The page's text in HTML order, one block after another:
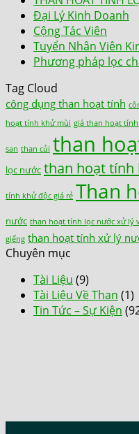
Đại Lý Kinh Doanh
Cộng Tác Viên
Tuyển Nhân Viên
Phương pháp lọc
Tag Cloud
công dụng than hoạt tính
hoạt tính khử mùi giá than hoạt
san than củi than
lọc nước than hoạt tính
tính khử độc giá rẻ Than
nước than hoạt tính lọc nước xử lý
giếng than hoạt tính xử lý
Chuyên mục
Tài Liệu (9)
Tài Liệu Về Than (1)
Tin Tức – Sự Kiện